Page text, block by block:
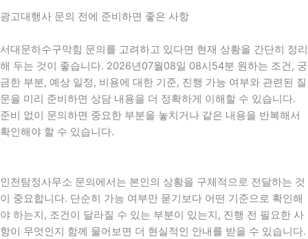
광고대행사 문의 전에 준비하면 좋은 사항
서대문하수구막힘 문의를 고려하고 있다면 현재 상황을 간단히 정리
해 두는 것이 좋습니다. 2026년07월08일 08시54분 원하는 조건, 궁
금한 부분, 예상 일정, 비용에 대한 기준, 진행 가능 여부와 관련된 질
문을 미리 준비하면 상담 내용을 더 정확하게 이해할 수 있습니다.
준비 없이 문의하면 중요한 부분을 놓치거나 같은 내용을 반복해서
확인해야 할 수 있습니다.
인천탐정사무소 문의에서는 본인의 상황을 구체적으로 전달하는 것
이 중요합니다. 단순히 가능 여부만 묻기보다 어떤 기준으로 확인해
야 하는지, 조건이 달라질 수 있는 부분이 있는지, 진행 전 필요한 사
항이 무엇인지 함께 물어보면 더 현실적인 안내를 받을 수 있습니다.